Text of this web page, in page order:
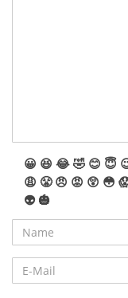
😀 😆 😂🤣 😊 😇
😩 😤 😠 😡 😲 😳
👽 🎃